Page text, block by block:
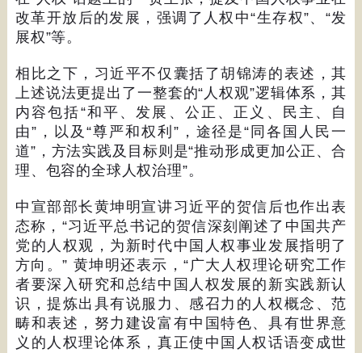
改革开放后的发展，强调了人权中“生存权”、 “发
展权”等。
相比之下，习近平不仅囊括了胡锦涛的表述，其
上述说法更提出了一整套的“ 人权观”逻辑体系，其
内容包括“和平、发展、公正、正义、民主、自
由” ，以及 “尊严和权利 ” ，途径是“ 同各国人民一
道” ，方法实践及目标则是“推动形成更加公正、合
理、包容的全球人权治理”。
中宣部部长黄坤明宣讲习近平的贺信后也作出表
态称， “习近平总书记的贺信深刻阐述了中国共产
党的人权观，为新时代中国人权事业发展指明了
方向。” 黄坤明还表示，“ 广大人权理论研究工作
者要深入研究和总结中国人权发展的新实践新认
识，提炼出具有说服力、感召力的人权概念、范
畴和表述，努力建设富有中国特色、具有世界意
义的人权理论体系，真正使中国人权话语变成世